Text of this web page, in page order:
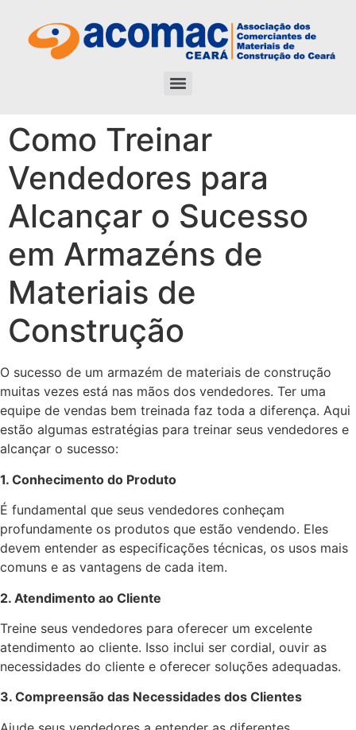
Como Treinar
Vendedores para
Alcançar o Sucesso
em Armazéns de
Materiais de
Construção
O sucesso de um armazém de materiais de construção
muitas vezes está nas mãos dos vendedores. Ter uma
equipe de vendas bem treinada faz toda a diferença. Aqui
estão algumas estratégias para treinar seus vendedores e
alcançar o sucesso:
1. Conhecimento do Produto
É fundamental que seus vendedores conheçam
profundamente os produtos que estão vendendo. Eles
devem entender as especificações técnicas, os usos mais
comuns e as vantagens de cada item.
2. Atendimento ao Cliente
Treine seus vendedores para oferecer um excelente
atendimento ao cliente. Isso inclui ser cordial, ouvir as
necessidades do cliente e oferecer soluções adequadas.
3. Compreensão das Necessidades dos Clientes